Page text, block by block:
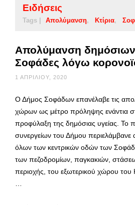
Ειδήσεις
Tags | Απολύμανση Κτίρια
Απολύμανση
Σοφάδες λόγω
1 ΑΠΡΙΛΊΟΥ, 2020
Ο Δήμος Σοφάδων επανέλαβε τις
χώρων ως μέτρο πρόληψης ενάντια
προφύλαξη της δημόσιας υγείας. Το
συνεργείων του Δήμου
όλων των κεντρικών οδών των
των πεζοδρομίων, παγκακιών,
περιοχής, του εξωτερικού χώρου του